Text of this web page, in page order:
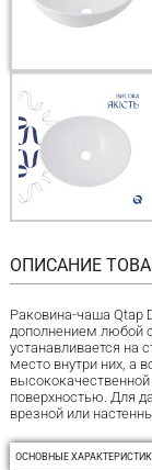
ОПИСАНИЕ
Раковина-чаша Qtap
дополнением любой
устанавливается на
место внутри них, а
поверхностью. Для
врезной или
ОСНОВНЫЕ